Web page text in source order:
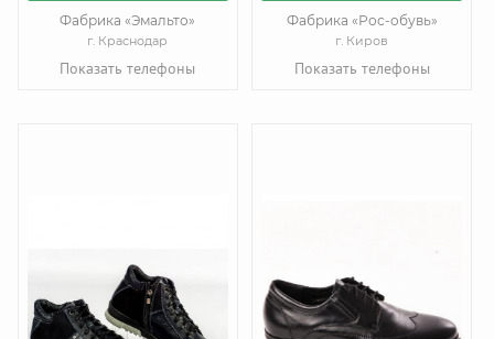
Фабрика «Эмальто»
г. Краснодар
Показать телефоны
Фабрика «Рос-обувь»
г. Киров
Показать телефоны